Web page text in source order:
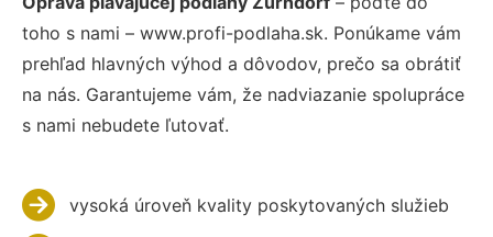
toho s nami – www.profi-podlaha.sk. Ponúkame vám
prehľad hlavných výhod a dôvodov, prečo sa obrátiť
na nás. Garantujeme vám, že nadviazanie spolupráce
s nami nebudete ľutovať.
vysoká úroveň kvality poskytovaných služieb